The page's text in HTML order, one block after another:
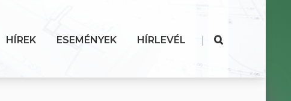
HÍREK ESEMÉNYEK HÍRLEVÉL |